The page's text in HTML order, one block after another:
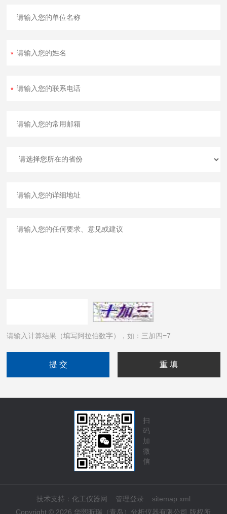
请输入计算结果（填写阿拉伯数字），如：三加四=7
扫
码
加
微
信
技术支持： 化工仪器网 管理登录
sitemap.xml
Copyright © 2026 华熙昕瑞（青岛）分析仪器有限公司 版权所